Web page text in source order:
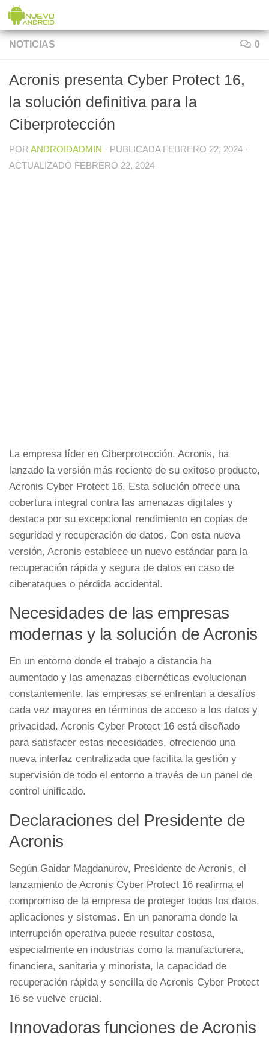
Saltar al contenido
NOTICIAS 0
Acronis presenta Cyber Protect 16,
la solución definitiva para la
Ciberprotección
POR ANDROIDADMIN · PUBLICADA FEBRERO 22, 2024 ·
ACTUALIZADO FEBRERO 22, 2024
La empresa líder en Ciberprotección, Acronis, ha
lanzado la versión más reciente de su exitoso producto,
Acronis Cyber Protect 16. Esta solución ofrece una
cobertura integral contra las amenazas digitales y
destaca por su excepcional rendimiento en copias de
seguridad y recuperación de datos. Con esta nueva
versión, Acronis establece un nuevo estándar para la
recuperación rápida y segura de datos en caso de
ciberataques o pérdida accidental.
Necesidades de las empresas
modernas y la solución de Acronis
En un entorno donde el trabajo a distancia ha
aumentado y las amenazas cibernéticas evolucionan
constantemente, las empresas se enfrentan a desafíos
cada vez mayores en términos de acceso a los datos y
privacidad. Acronis Cyber Protect 16 está diseñado
para satisfacer estas necesidades, ofreciendo una
nueva interfaz centralizada que facilita la gestión y
supervisión de todo el entorno a través de un panel de
control unificado.
Declaraciones del Presidente de
Acronis
Según Gaidar Magdanurov, Presidente de Acronis, el
lanzamiento de Acronis Cyber Protect 16 reafirma el
compromiso de la empresa de proteger todos los datos,
aplicaciones y sistemas. En un panorama donde la
interrupción operativa puede resultar costosa,
especialmente en industrias como la manufacturera,
financiera, sanitaria y minorista, la capacidad de
recuperación rápida y sencilla de Acronis Cyber Protect
16 se vuelve crucial.
Innovadoras funciones de Acronis